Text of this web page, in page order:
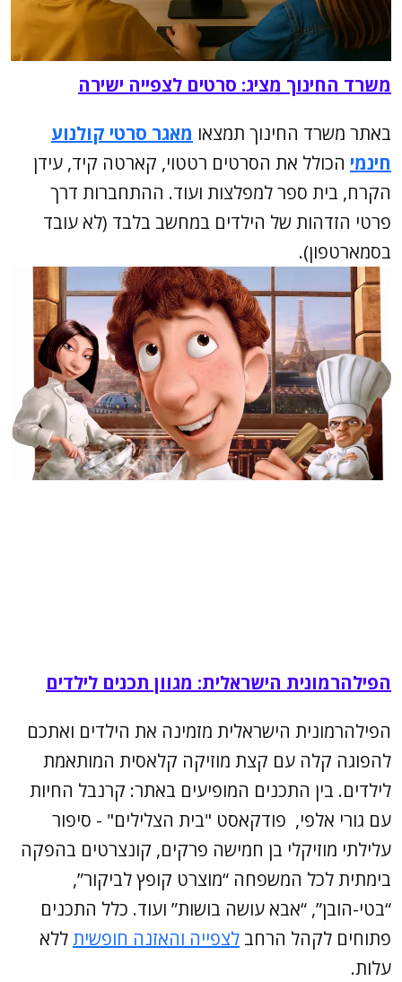
משרד החינוך מציג: סרטים לצפייה ישירה
באתר משרד החינוך תמצאו מאגר סרטי קולנוע
חינמי הכולל את הסרטים רטטוי, קארטה קיד, עידן
הקרח, בית ספר למפלצות ועוד. ההתחברות דרך
פרטי הזדהות של הילדים במחשב בלבד (לא עובד
בסמארטפון).
הפילהרמונית הישראלית: מגוון תכנים לילדים
הפילהרמונית הישראלית מזמינה את הילדים ואתכם
להפוגה קלה עם קצת מוזיקה קלאסית המותאמת
לילדים. בין התכנים המופיעים באתר: קרנבל החיות
עם גורי אלפי, פודקאסט "בית הצלילים" - סיפור
עלילתי מוזיקלי בן חמישה פרקים, קונצרטים בהפקה
בימתית לכל המשפחה “מוצרט קופץ לביקור”,
“בטי-הובן”, “אבא עושה בושות” ועוד. כלל התכנים
פתוחים לקהל הרחב לצפייה והאזנה חופשיתללא
עלות.